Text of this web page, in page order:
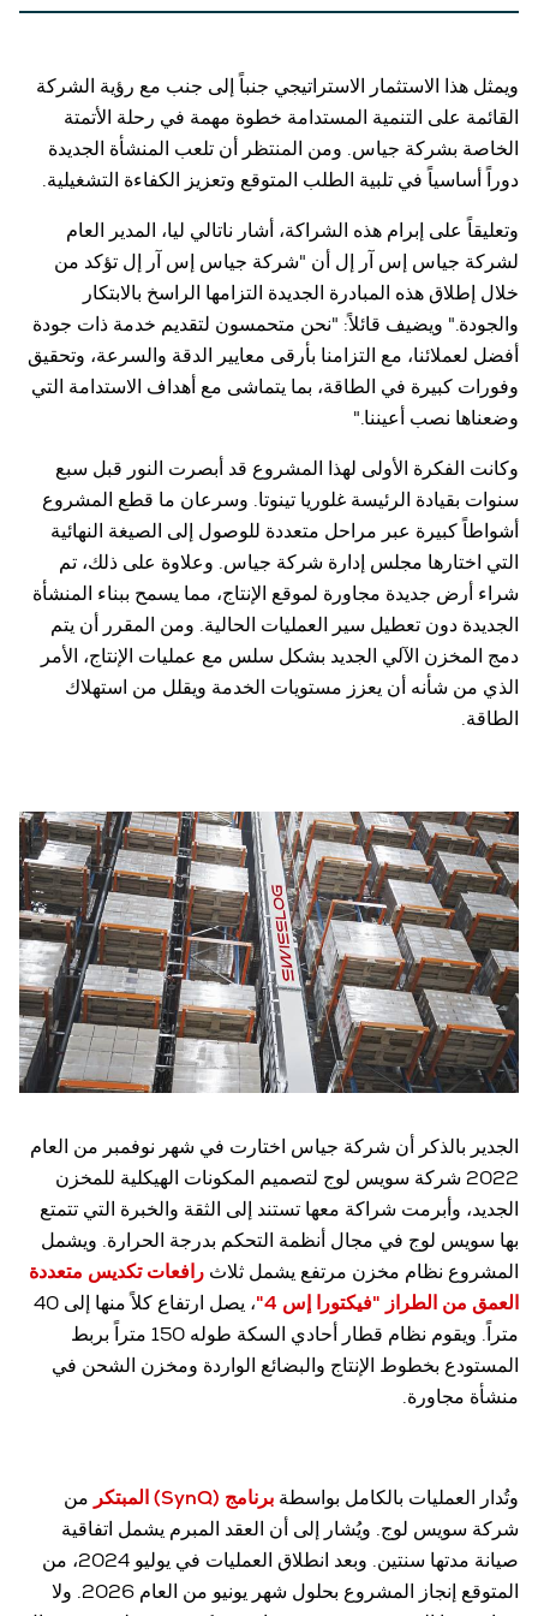
ويمثل هذا الاستثمار الاستراتيجي جنباً إلى جنب مع رؤية الشركة
القائمة على التنمية المستدامة خطوة مهمة في رحلة الأتمتة
الخاصة بشركة جياس. ومن المنتظر أن تلعب المنشأة الجديدة
دوراً أساسياً في تلبية الطلب المتوقع وتعزيز الكفاءة التشغيلية.
وتعليقاً على إبرام هذه الشراكة، أشار ناتالي ليا، المدير العام
لشركة جياس إس آر إل أن "شركة جياس إس آر إل تؤكد من
خلال إطلاق هذه المبادرة الجديدة التزامها الراسخ بالابتكار
والجودة." ويضيف قائلاً: "نحن متحمسون لتقديم خدمة ذات جودة
أفضل لعملائنا، مع التزامنا بأرقى معايير الدقة والسرعة، وتحقيق
وفورات كبيرة في الطاقة، بما يتماشى مع أهداف الاستدامة التي
وضعناها نصب أعيننا."
وكانت الفكرة الأولى لهذا المشروع قد أبصرت النور قبل سبع
سنوات بقيادة الرئيسة غلوريا تينوتا. وسرعان ما قطع المشروع
أشواطاً كبيرة عبر مراحل متعددة للوصول إلى الصيغة النهائية
التي اختارها مجلس إدارة شركة جياس. وعلاوة على ذلك، تم
شراء أرض جديدة مجاورة لموقع الإنتاج، مما يسمح ببناء المنشأة
الجديدة دون تعطيل سير العمليات الحالية. ومن المقرر أن يتم
دمج المخزن الآلي الجديد بشكل سلس مع عمليات الإنتاج، الأمر
الذي من شأنه أن يعزز مستويات الخدمة ويقلل من استهلاك
الطاقة.
الجدير بالذكر أن شركة جياس اختارت في شهر نوفمبر من العام
2022 شركة سويس لوج لتصميم المكونات الهيكلية للمخزن
الجديد، وأبرمت شراكة معها تستند إلى الثقة والخبرة التي تتمتع
بها سويس لوج في مجال أنظمة التحكم بدرجة الحرارة. ويشمل
المشروع نظام مخزن مرتفع يشمل ثلاث رافعات تكديس متعددة
العمق من الطراز "فيكتورا إس 4"
، يصل ارتفاع كلاً منها إلى 40
متراً. ويقوم نظام قطار أحادي السكة طوله 150 متراً بربط
المستودع بخطوط الإنتاج والبضائع الواردة ومخزن الشحن في
منشأة مجاورة.
وتُدار العمليات بالكامل بواسطة برنامج (SynQ) المبتكر
من
شركة سويس لوج. ويُشار إلى أن العقد المبرم يشمل اتفاقية
صيانة مدتها سنتين. وبعد انطلاق العمليات في يوليو 2024، من
المتوقع إنجاز المشروع بحلول شهر يونيو من العام 2026. ولا